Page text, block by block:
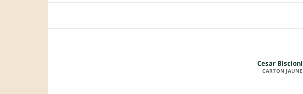
Cesar Biscioni
CARTON JAUNE